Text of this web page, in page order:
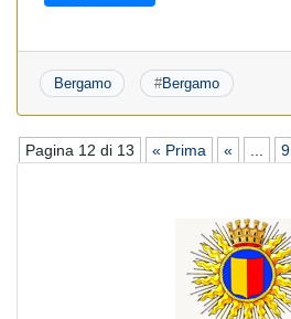
Bergamo #Bergamo
Pagina 12 di 13 « Prima « ... 9